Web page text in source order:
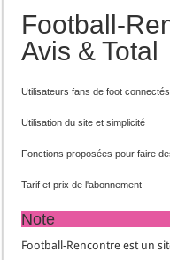
Football-
Avis & Total
Utilisateurs fans de foot
Utilisation du site et simplicité
Fonctions proposées pour faire
Tarif et prix de l'abonnement
Note
Football-Rencontre est un